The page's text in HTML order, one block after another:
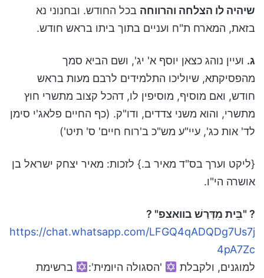
שיהיה לו הצלחה והרווחה בכל החודש. ובחנוני נא
בזאת, המארח ת"ח ועניים בתוך ביתו בראש חודש.
ג. ועיין נוהג כצאן יוסף א' יג', ושם הביא סמך
מהפסיקתא, שיוליכו התלמידים לרבם מעות בראש
חודש, ואם מוסיף, מוסיפין לו, דהכל קצוב מתשרי חוץ
מתשרי, והוא משני צדדים, ודו"ק. (כף החיים פלאג'י סימן
לד' אות כג', עיי"ע מש"כ ב'רוח חיים' ס' תיט')
{ליקט וערך בס"ד מאיר ב.} לזכות: מאיר יצחק ישראל בן
אושרה הי"ו.
? "בֵּית מִדְּרַשׁ בוואצפ" ?
https://chat.whatsapp.com/LFGQ4qADQDg7Us7j
4pA7Zc
למוגנים, ולקבלת
'הסגולה היומית':
ברשימת